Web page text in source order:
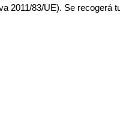
2011/83/UE). Se recogerá